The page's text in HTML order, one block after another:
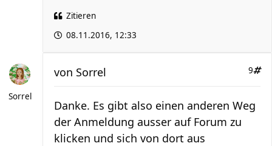
Zitieren
08.11.2016, 12:33
Sorrel
9
von Sorrel
Danke. Es gibt also einen anderen Weg
der Anmeldung ausser auf Forum zu
klicken und sich von dort aus